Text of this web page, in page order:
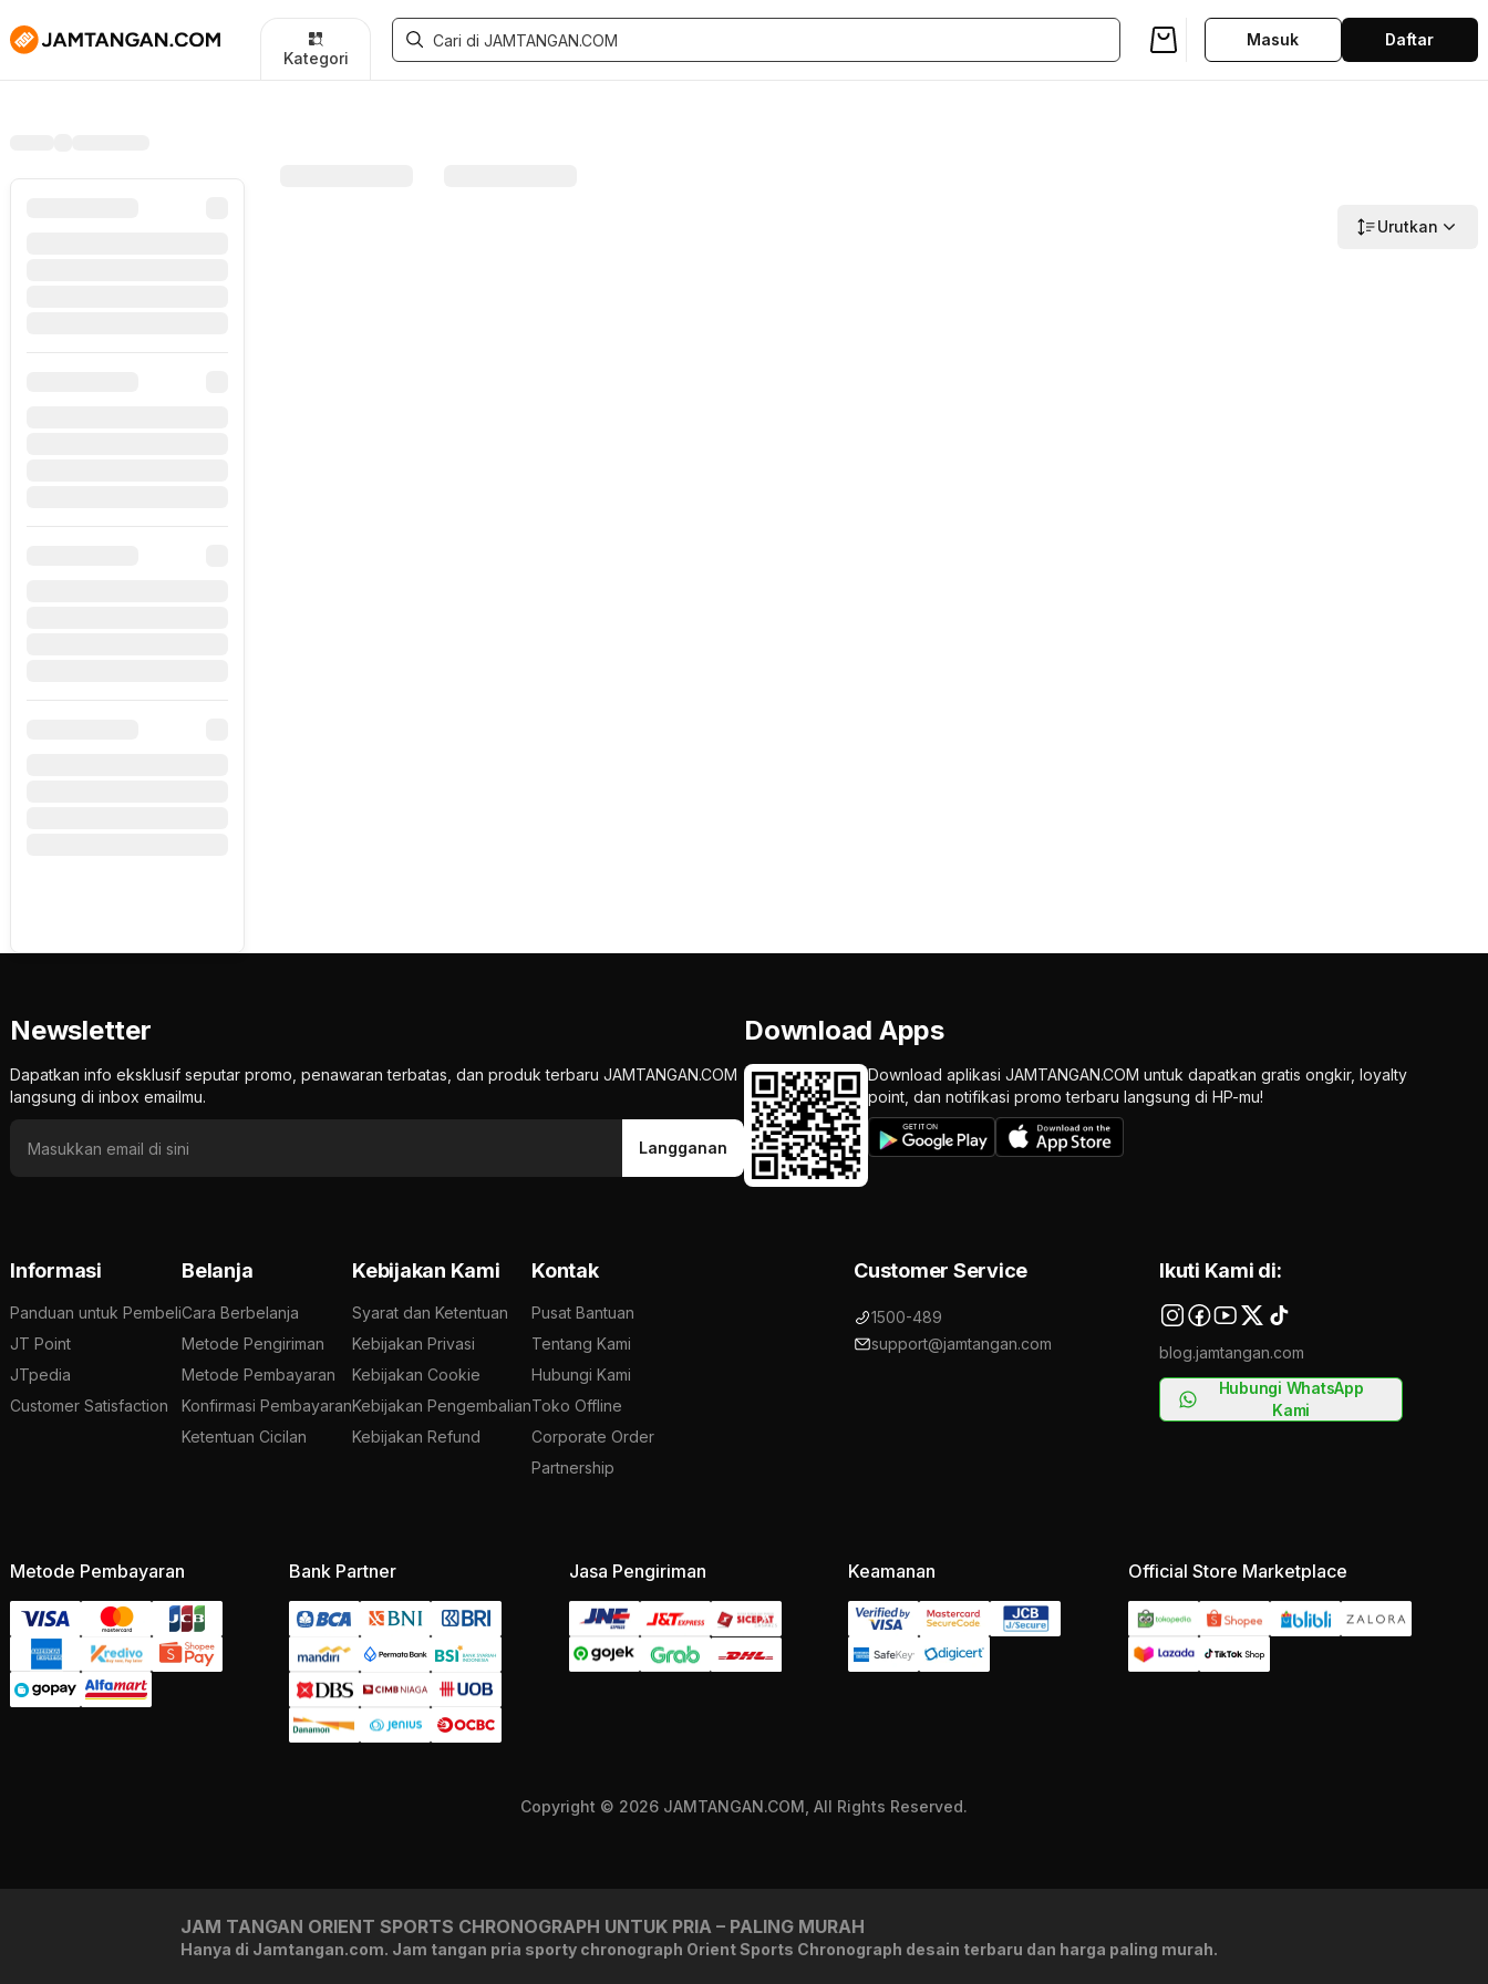
Newsletter
Dapatkan info eksklusif seputar promo, penawaran terbatas, dan produk terbaru JAMTANGAN.COM
langsung di inbox emailmu.
Langganan
Download Apps
Download aplikasi JAMTANGAN.COM untuk dapatkan gratis ongkir, loyalty
point, dan notifikasi promo terbaru langsung di HP-mu!
Informasi
Panduan untuk Pembeli
JT Point
JTpedia
Customer Satisfaction
Belanja
Cara Berbelanja
Metode Pengiriman
Metode Pembayaran
Konfirmasi Pembayaran
Ketentuan Cicilan
Kebijakan Kami
Syarat dan Ketentuan
Kebijakan Privasi
Kebijakan Cookie
Kebijakan Pengembalian
Kebijakan Refund
Kontak
Pusat Bantuan
Tentang Kami
Hubungi Kami
Toko Offline
Corporate Order
Partnership
Customer Service
1500-489
support@jamtangan.com
Ikuti Kami di:
blog.jamtangan.com
Hubungi WhatsApp
Kami
Metode Pembayaran Bank Partner Jasa Pengiriman Keamanan Official Store Marketplace
Copyright © 2026 JAMTANGAN.COM, All Rights Reserved.
JAM TANGAN ORIENT SPORTS CHRONOGRAPH UNTUK PRIA – PALING MURAH
Hanya di Jamtangan.com. Jam tangan pria sporty chronograph Orient Sports Chronograph desain terbaru dan harga paling murah.
Kategori
Masuk Daftar
Urutkan